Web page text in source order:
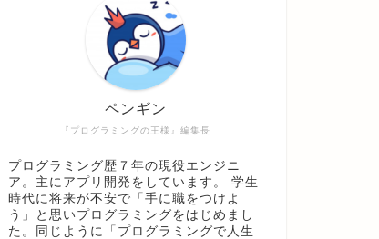
『プログラミングの王様』編集長
ペンギン
プログラミング歴７年の現役エンジニ
ア。主にアプリ開発をしています。 学生
時代に将来が不安で「手に職をつけよ
う」と思いプログラミングをはじめまし
た。同じように「プログラミングで人生